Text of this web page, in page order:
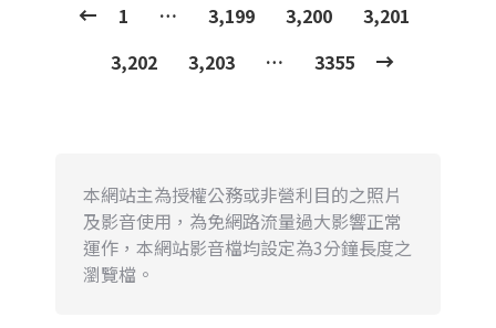
1 … 3,199 3,200
3,201
3,202
3,203 … 3355
本網站主為授權公務或非營利目的之照片
及影音使用，為免網路流量過大影響正常
運作，本網站影音檔均設定為3分鐘長度之
瀏覽檔。